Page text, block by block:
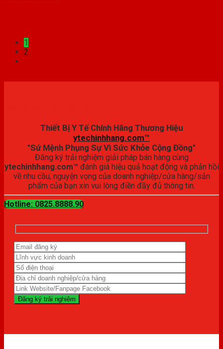
1
2
Thiết Bị Y Tế Chính Hãng Thương Hiệu
ytechinhhang.com™
"Sứ Mệnh Phụng Sự Vì Sức Khỏe Cộng Đồng"
Đăng ký trải nghiệm giải pháp bán hàng cùng
ytechinhhang.com™ đánh giá hiệu quả hoạt động và phản hồi
về nhu cầu, nguyện vọng của doanh nghiệp/cửa hàng/sản
phẩm của bạn xin vui lòng điền đầy đủ thông tin.
Hotline: 0825.8888.90